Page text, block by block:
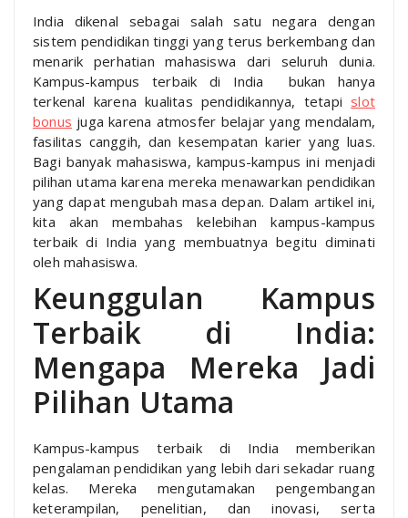
India dikenal sebagai salah satu negara dengan
sistem pendidikan tinggi yang terus berkembang dan
menarik perhatian mahasiswa dari seluruh dunia.
Kampus-kampus terbaik di India bukan hanya
terkenal karena kualitas pendidikannya, tetapi slot
bonus juga karena atmosfer belajar yang mendalam,
fasilitas canggih, dan kesempatan karier yang luas.
Bagi banyak mahasiswa, kampus-kampus ini menjadi
pilihan utama karena mereka menawarkan pendidikan
yang dapat mengubah masa depan. Dalam artikel ini,
kita akan membahas kelebihan kampus-kampus
terbaik di India yang membuatnya begitu diminati
oleh mahasiswa.
Keunggulan Kampus
Terbaik di India:
Mengapa Mereka Jadi
Pilihan Utama
Kampus-kampus terbaik di India memberikan
pengalaman pendidikan yang lebih dari sekadar ruang
kelas. Mereka mengutamakan pengembangan
keterampilan, penelitian, dan inovasi, serta